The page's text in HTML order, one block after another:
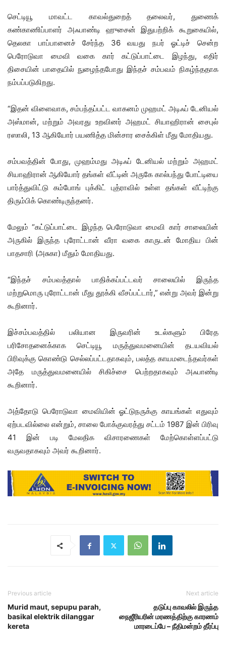
செட்டியூ மாவட்ட காவல்துறைத் தலைவர், துணைக்
கண்காணிப்பாளர் அஃபாண்டி ஹுசைன் இதுபற்றிக் கூறுகையில்,
தெலகா பாப்பானைச் சேர்ந்த 36 வயது நபர் ஓட்டிச் சென்ற
பெரோடுவா மைவி வகை கார் கட்டுப்பாட்டை இழந்து, எதிர்
திசையின் பாதையில் நுழைந்தபோது இந்தச் சம்பவம் நிகழ்ந்ததாக
நம்பப்படுகிறது.
“இதன் விளைவாக, சம்பந்தப்பட்ட வாகனம் முஹமட் அடிஃப் டேனியல்
அஸ்மான், மற்றும் அவரது உறவினர் அஹமட் சியாஹிரான் சைபுல்
ரஸாலி, 13 ஆகியோர் பயணித்த மின்சார சைக்கிள் மீது மோதியது.
சம்பவத்தின் போது, ​​முஹம்மது அடிஃப் டேனியல் மற்றும் அஹமட்
சியாஹிரான் ஆகியோர் தங்கள் வீட்டின் அருகே கால்பந்து போட்டியை
பார்த்துவிட்டு கம்போங் புக்கிட் புத்ராவில் உள்ள தங்கள் வீட்டிற்கு
திரும்பிக் கொண்டிருந்தனர்.
மேலும் “கட்டுப்பாட்டை இழந்த பெரோடுவா மைவி கார் சாலையின்
அருகில் இருந்த புரோட்டான் வீரா வகை காருடன் மோதிய பின்
பாதசாரி (அசுகா) மீதும் மோதியது.
“இந்தச் சம்பவத்தால் பாதிக்கப்பட்டவர் சாலையில் இருந்த
மற்றுமொரு புரோட்டான் மீது தூக்கி வீசப்பட்டார்,” என்று அவர் இன்று
கூறினார்.
இச்சம்பவத்தில் பலியான இருவரின் உடல்களும் பிரேத
பரிசோதனைக்காக செட்டியூ மருத்துவமனையின் தடயவியல்
பிரிவுக்கு கொண்டு செல்லப்பட்டதாகவும், பலத்த காயமடைந்தவர்கள்
அதே மருத்துவமனையில் சிகிச்சை பெற்றதாகவும் அஃபாண்டி
கூறினார்.
அத்தோடு பெரோடுவா மைவியின் ஓட்டுநருக்கு காயங்கள் எதுவும்
ஏற்படவில்லை என்றும், சாலை போக்குவரத்து சட்டம் 1987 இன் பிரிவு
41 இன் படி மேலதிக விசாரணைகள் மேற்கொள்ளப்பட்டு
வருவதாகவும் அவர் கூறினார்.
Previous article
Murid maut, sepupu parah,
basikal elektrik dilanggar
kereta
Next article
தடுப்பு காவலில் இருந்த
நைஜீரியரின் மரணத்திற்கு காரணம்
மாரடைப்பே – நீதிமன்றம் தீர்ப்பு